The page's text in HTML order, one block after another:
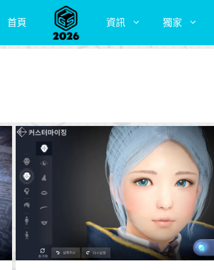
首頁 資訊 獨家